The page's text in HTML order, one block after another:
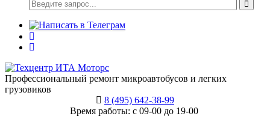
Профессиональный ремонт микроавтобусов и легких
грузовиков
8 (495) 642-38-99
Время работы: с 09-00 до 19-00